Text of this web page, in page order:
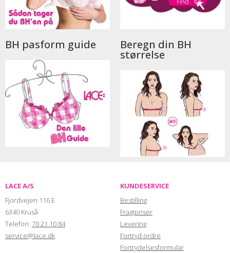
BH pasform guide Beregn din BH
størrelse
LACE A/S
Fjordvejen 116 E
6340 Kruså
Telefon: 70 21 10 84
service@lace.dk
KUNDESERVICE
Bestilling
Fragtpriser
Levering
Fortryd ordre
Fortrydelsesformular